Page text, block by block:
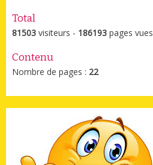
Total
81503 visiteurs - 186193 pages vues
Contenu
Nombre de pages : 22